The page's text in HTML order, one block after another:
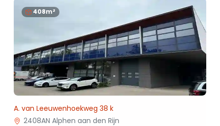
408m²
A. van Leeuwenhoekweg 38 k
2408AN Alphen aan den Rijn